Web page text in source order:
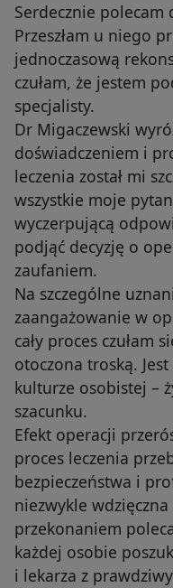
Serdecznie polecam
Przeszłam u niego
jednoczasową
czułam, że jestem
specjalisty.
Dr Migaczewski
doświadczeniem i
leczenia został mi
wszystkie moje
wyczerpującą
podjąć decyzję o
zaufaniem.
Na szczególne
zaangażowanie w
cały proces czułam
otoczona troską.
kulturze osobistej –
szacunku.
Efekt operacji
proces leczenia
bezpieczeństwa i
niezwykle
przekonaniem
każdej osobie
i lekarza z